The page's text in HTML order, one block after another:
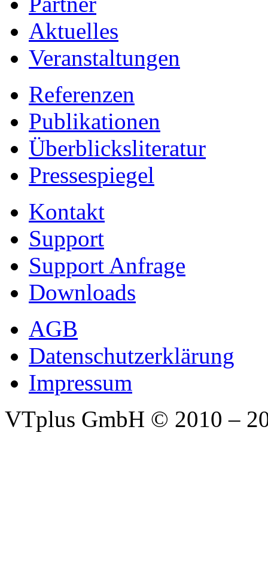
Aktuelles
Veranstaltungen
Referenzen
Publikationen
Überblicksliteratur
Pressespiegel
Kontakt
Support
Support Anfrage
Downloads
AGB
Datenschutzerklärung
Impressum
VTplus GmbH © 2010 –